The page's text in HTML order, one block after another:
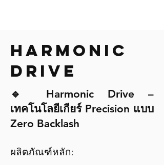
HARMONIC
DRIVE
🔹 Harmonic Drive –
เทคโนโลยีเกียร์ Precision แบบ
Zero Backlash
ผลิตภัณฑ์หลัก: